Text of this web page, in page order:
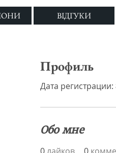
ВІДГУКИ
Профиль
Дата регистрации:
Обо мне
0лайков 0